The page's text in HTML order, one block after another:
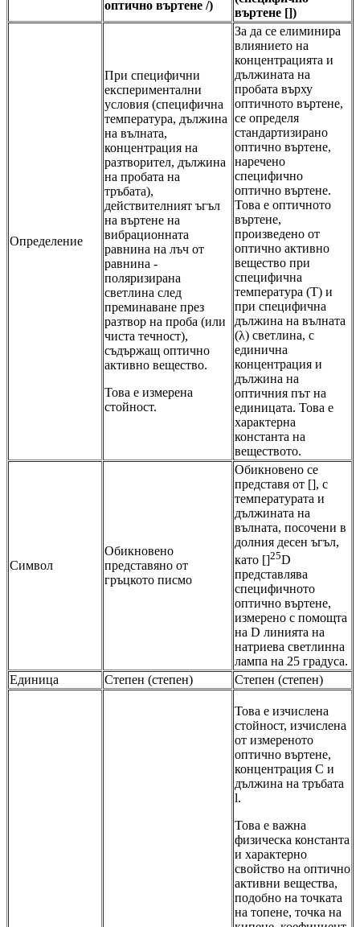
оптично въртене /)
въртене [])
Определение
При специфични
експериментални
условия (специфична
температура, дължина
на вълната,
концентрация на
разтворител, дължина
на пробата на
тръбата),
действителният ъгъл
на въртене на
вибрационната
равнина на лъч от
равнина -
поляризирана
светлина след
преминаване през
разтвор на проба (или
чиста течност),
съдържащ оптично
активно вещество.
Това е измерена
стойност.
За да се елиминира
влиянието на
концентрацията и
дължината на
пробата върху
оптичното въртене,
се определя
стандартизирано
оптично въртене,
наречено
специфично
оптично въртене.
Това е оптичното
въртене,
произведено от
оптично активно
вещество при
специфична
температура (Т) и
при специфична
дължина на вълната
(λ) светлина, с
единична
концентрация и
дължина на
оптичния път на
единицата. Това е
характерна
константа на
веществото.
Символ
Обикновено
представяно от
гръцкото писмо
Обикновено се
представя от [], с
температурата и
дължината на
вълната, посочени в
долния десен ъгъл,
като []25D
представлява
специфичното
оптично въртене,
измерено с помощта
на D линията на
натриева светлинна
лампа на 25 градуса.
Единица
Степен (степен) Степен (степен)
Това е изчислена
стойност, изчислена
от измереното
оптично въртене,
концентрация С и
дължина на тръбата
l.
Това е важна
физическа константа
и характерно
свойство на оптично
активни вещества,
подобно на точката
на топене, точка на